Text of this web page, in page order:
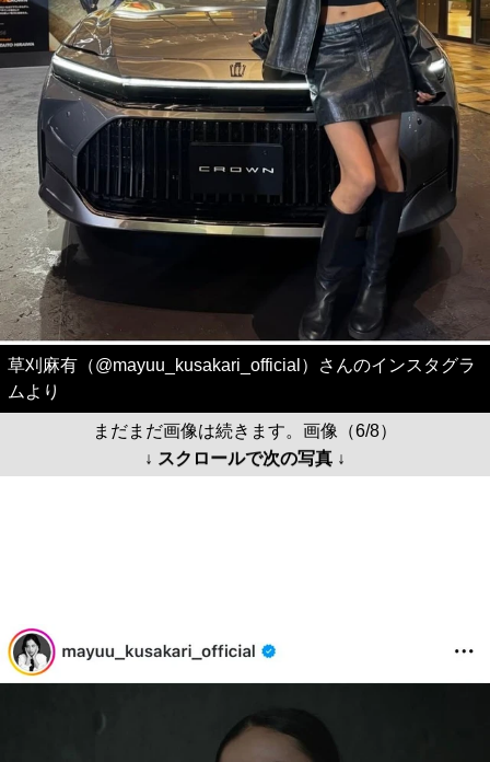
草刈麻有（@mayuu_kusakari_official）さんのインスタグラ
ムより
まだまだ画像は続きます。画像（6/8）
↓ スクロールで次の写真 ↓